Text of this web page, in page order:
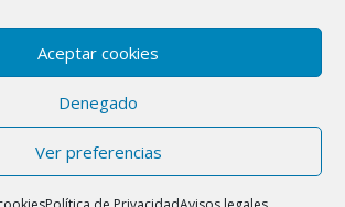
Aceptar cookies
Denegado
Ver preferencias
Zamenhof, 1, bajos 3local 08800 Vilanova i la
|Avisos legales|Cookies|
Política de privacidad
logos de marcas registradas. Ofrecemos
Barcelona a domicilio aunque no somos el
técnico oficial de las mismas.